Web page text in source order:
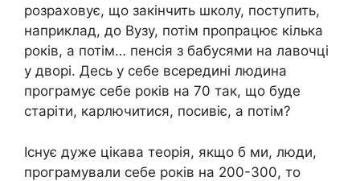
розраховує, що закінчить школу, поступить,
наприклад, до Вузу, потім пропрацює кілька
років, а потім… пенсія з бабусями на лавочці
у дворі. Десь у себе всередині людина
програмує себе років на 70 так, що буде
старіти, карлючитися, посивіє, а потім?
Існує дуже цікава теорія, якщо б ми, люди,
програмували себе років на 200-300, то